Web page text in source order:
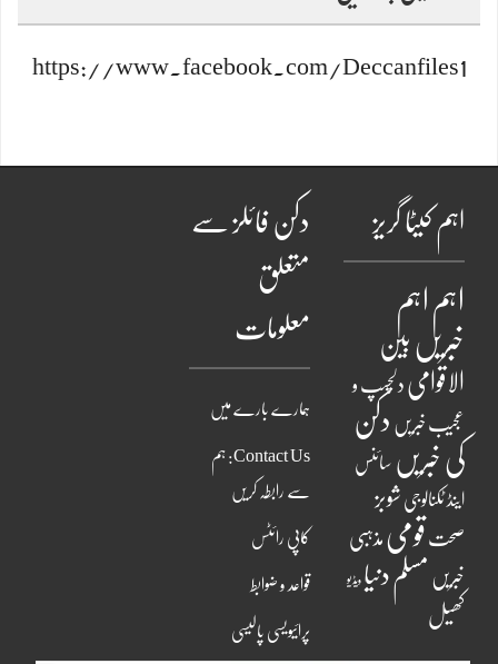
https://www.facebook.com/Deccanfiles1
اہم کیٹا گریز
اہم اہم
خبریں بین
الاقوامی دلچسپ و
عجیب خبریں دکن
کی خبریں سائنس
اینڈ ٹکنالوجی شوبز
صحت قومی مذہبی
خبریں مسلم دنیا ویڈیو
کھیل
دکن فائلز سے
متعلق
معلومات
ہمارے بارے میں
Contact Us: ہم
سے رابطہ کریں
کاپی رائٹس
قواعد و ضوابط
پرائیویسی پالیسی